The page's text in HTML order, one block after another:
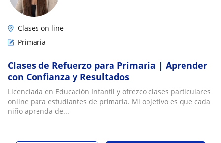
Clases on line
Primaria
Clases de Refuerzo para Primaria | Aprender
con Confianza y Resultados
Licenciada en Educación Infantil y ofrezco clases particulares
online para estudiantes de primaria. Mi objetivo es que cada
niño aprenda de...